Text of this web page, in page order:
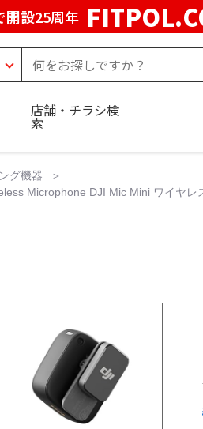
開設25周年
店舗・チラシ検
索
グ機器
Microphone DJI Mic Mini ワイヤレ